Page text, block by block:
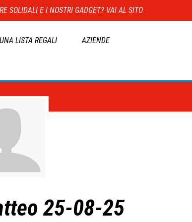
SOLIDALI E I NOSTRI GADGET? VAI AL SITO
LISTA REGALI AZIENDE
25-08-25